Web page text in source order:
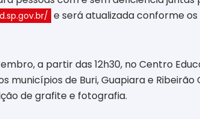
e será atualizada conforme
a partir das 12h30, no Centro
municípios de Buri, Guapiara e
de grafite e fotografia.